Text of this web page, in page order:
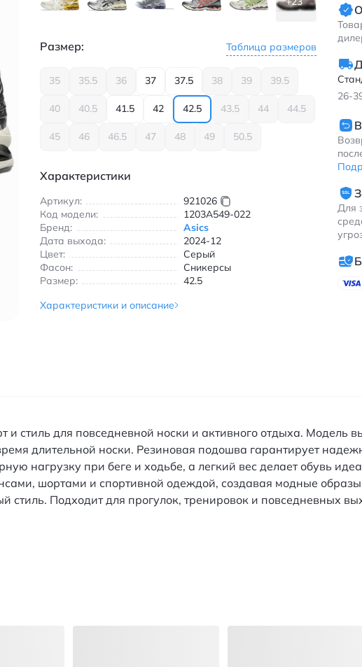
Размер: Таблица размеров
35 35.5 36 37 37.5 38 39 39.5
40 40.5 41.5 42 42.5 43.5 44 44.5
45 46 46.5 47 48 49 50.5
Характеристики
Артикул:
921026
Код модели:
1203A549-022
Бренд:
Asics
Дата выхода:
2024-12
Цвет:
Серый
Фасон:
Сникерсы
Размер:
42.5
Характеристики и описание
26-
Для
и стиль для повседневной носки и активного отдыха.
длительной носки. Резиновая подошва гарантирует
нагрузку при беге и ходьбе, а легкий вес делает обувь
шортами и спортивной одеждой, создавая модные
Подходит для прогулок, тренировок и повседневных